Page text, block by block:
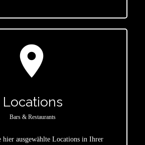
location_on
Locations
Bars & Restaurants
hier ausgewählte Locations in Ihrer